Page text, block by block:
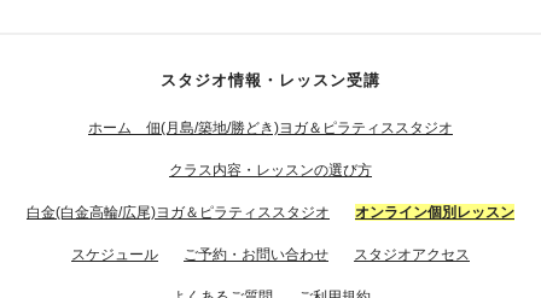
スタジオ情報・レッスン受講
ホーム 佃(月島/築地/勝どき)ヨガ＆ピラティススタジオ
クラス内容・レッスンの選び方
白金(白金高輪/広尾)ヨガ＆ピラティススタジオ オンライン個別レッスン
スケジュール ご予約・お問い合わせ スタジオアクセス